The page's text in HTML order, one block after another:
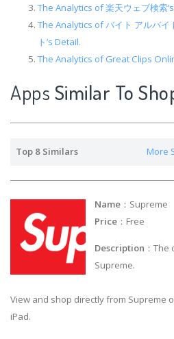
The Analytics of 楽天ウェブ検索
The Analytics of バイト アルバイ
ト’s Detail.
The Analytics of Great Clips
Apps Similar To
Top 8 Similars More
Name ：
Price ：Free
Description ：
Supreme.
View and shop directly from Supreme
iPad.